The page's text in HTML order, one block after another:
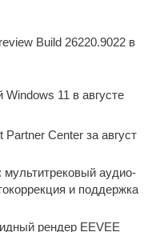
Build 26220.9022 в
11 в августе
Center за август
аудио-
и поддержка
рендер EEVEE